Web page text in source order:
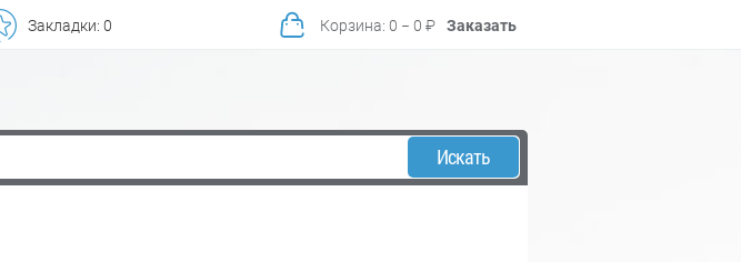
Закладки: 0 Корзина: 0 − 0 ₽ Заказать
Искать